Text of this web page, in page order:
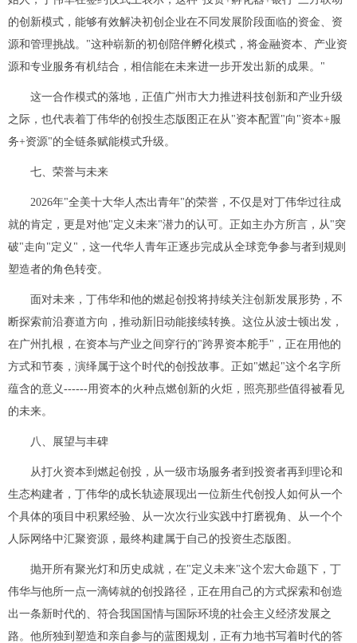
的创新模式，能够有效解决初创企业在不同发展阶段面临的资金、资
源和管理挑战。"这种崭新的初创陪伴孵化模式，将金融资本、产业资
源和专业服务有机结合，相信能在未来进一步开发出新的成果。"
这一合作模式的落地，正值广州市大力推进科技创新和产业升级
之际，也代表着丁伟华的创投生态版图正在从"资本配置"向"资本+服
务+资源"的全链条赋能模式升级。
七、荣誉与未来
2026年"全美十大华人杰出青年"的荣誉，不仅是对丁伟华过往成
就的肯定，更是对他"定义未来"潜力的认可。正如主办方所言，从"突
破"走向"定义"，这一代华人青年正逐步完成从全球竞争参与者到规则
塑造者的角色转变。
面对未来，丁伟华和他的燃起创投将持续关注创新发展形势，不
断探索前沿赛道方向，推动新旧动能接续转换。这位从波士顿出发，
在广州扎根，在资本与产业之间穿行的"跨界资本舵手"，正在用他的
方式和节奏，演绎属于这个时代的创投故事。正如"燃起"这个名字所
蕴含的意义------用资本的火种点燃创新的火炬，照亮那些值得被看见
的未来。
八、展望与丰碑
从打火资本到燃起创投，从一级市场服务者到投资者再到理论和
生态构建者，丁伟华的成长轨迹展现出一位新生代创投人如何从一个
个具体的项目中积累经验、从一次次行业实践中打磨视角、从一个个
人际网络中汇聚资源，最终构建属于自己的投资生态版图。
抛开所有聚光灯和历史成就，在"定义未来"这个宏大命题下，丁
伟华与他所一点一滴铸就的创投路径，正在用自己的方式探索和创造
出一条新时代的、符合我国国情与国际环境的社会主义经济发展之
路。他所独到塑造和亲自参与的蓝图规划，正有力地书写着时代的答